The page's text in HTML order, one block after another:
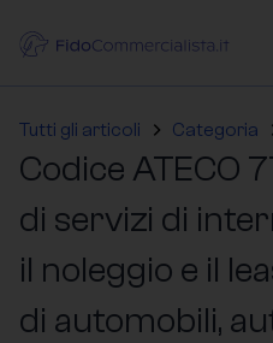
Tutti gli articoli Categoria
Codice ATECO
di servizi di
il noleggio e il
di automobili,